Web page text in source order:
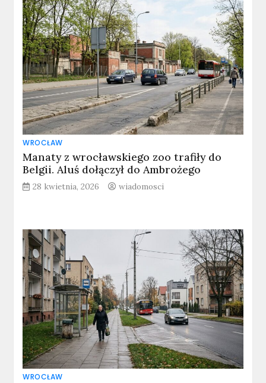
WROCŁAW
Manaty z wrocławskiego zoo trafiły do
Belgii. Aluś dołączył do Ambrożego
28 kwietnia, 2026 wiadomosci
WROCŁAW